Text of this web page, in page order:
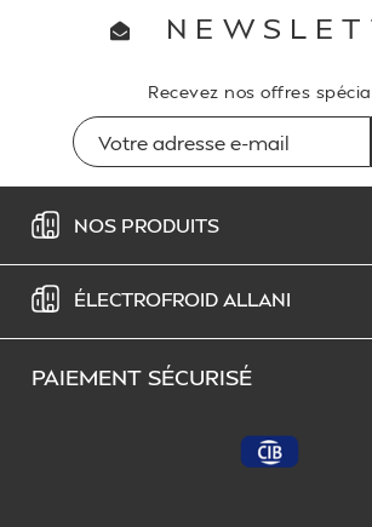
Recevez nos offres
NOS PRODUITS
ÉLECTROFROID ALLANI
PAIEMENT SÉCURISÉ